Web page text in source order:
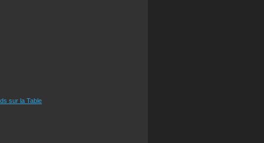
sur la Table